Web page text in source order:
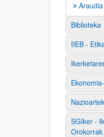
Araudia
Biblioteka
IIEB -
SGIker -